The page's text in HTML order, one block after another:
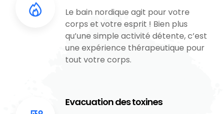
Le bain nordique agit pour votre
corps et votre esprit ! Bien plus
qu’une simple activité détente, c’est
une expérience thérapeutique pour
tout votre corps.
Evacuation des toxines